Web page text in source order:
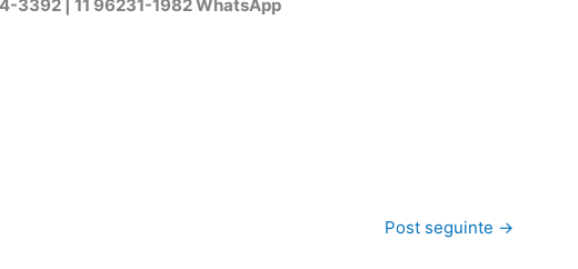
3392 | 11 96231-1982 WhatsApp
Post seguinte →